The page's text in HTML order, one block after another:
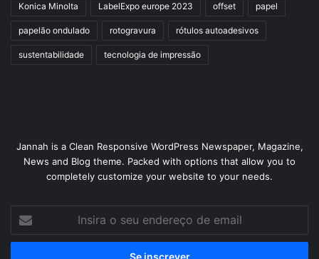
Konica Minolta LabelExpo europe 2023 offset papel
papelão ondulado rotogravura rótulos autoadesivos
sustentabilidade tecnologia de impressão
Jannah is a Clean Responsive WordPress Newspaper, Magazine,
News and Blog theme. Packed with options that allow you to
completely customize your website to your needs.
seu